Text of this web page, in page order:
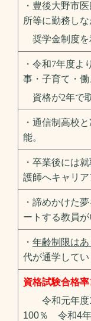
・豊後大野市
所等に勤務しな
奨学金制度を
・令和7年度
事・子育て・働
資格が2年で
・通信制高校
能。
・卒業後には
護師へキャリア
・諦めかけた
ートする教員が
・ 年齢制限は
代が通学してい
資格試験合格率
令和元年度
100％ 令和4